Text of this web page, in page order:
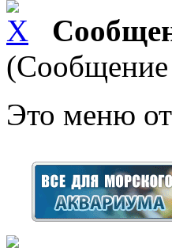
(Сообщение
Это меню